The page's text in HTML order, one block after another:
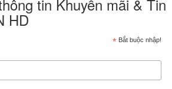
tin Khuyến mãi & Tin
HD
* Bắt buộc nhập!